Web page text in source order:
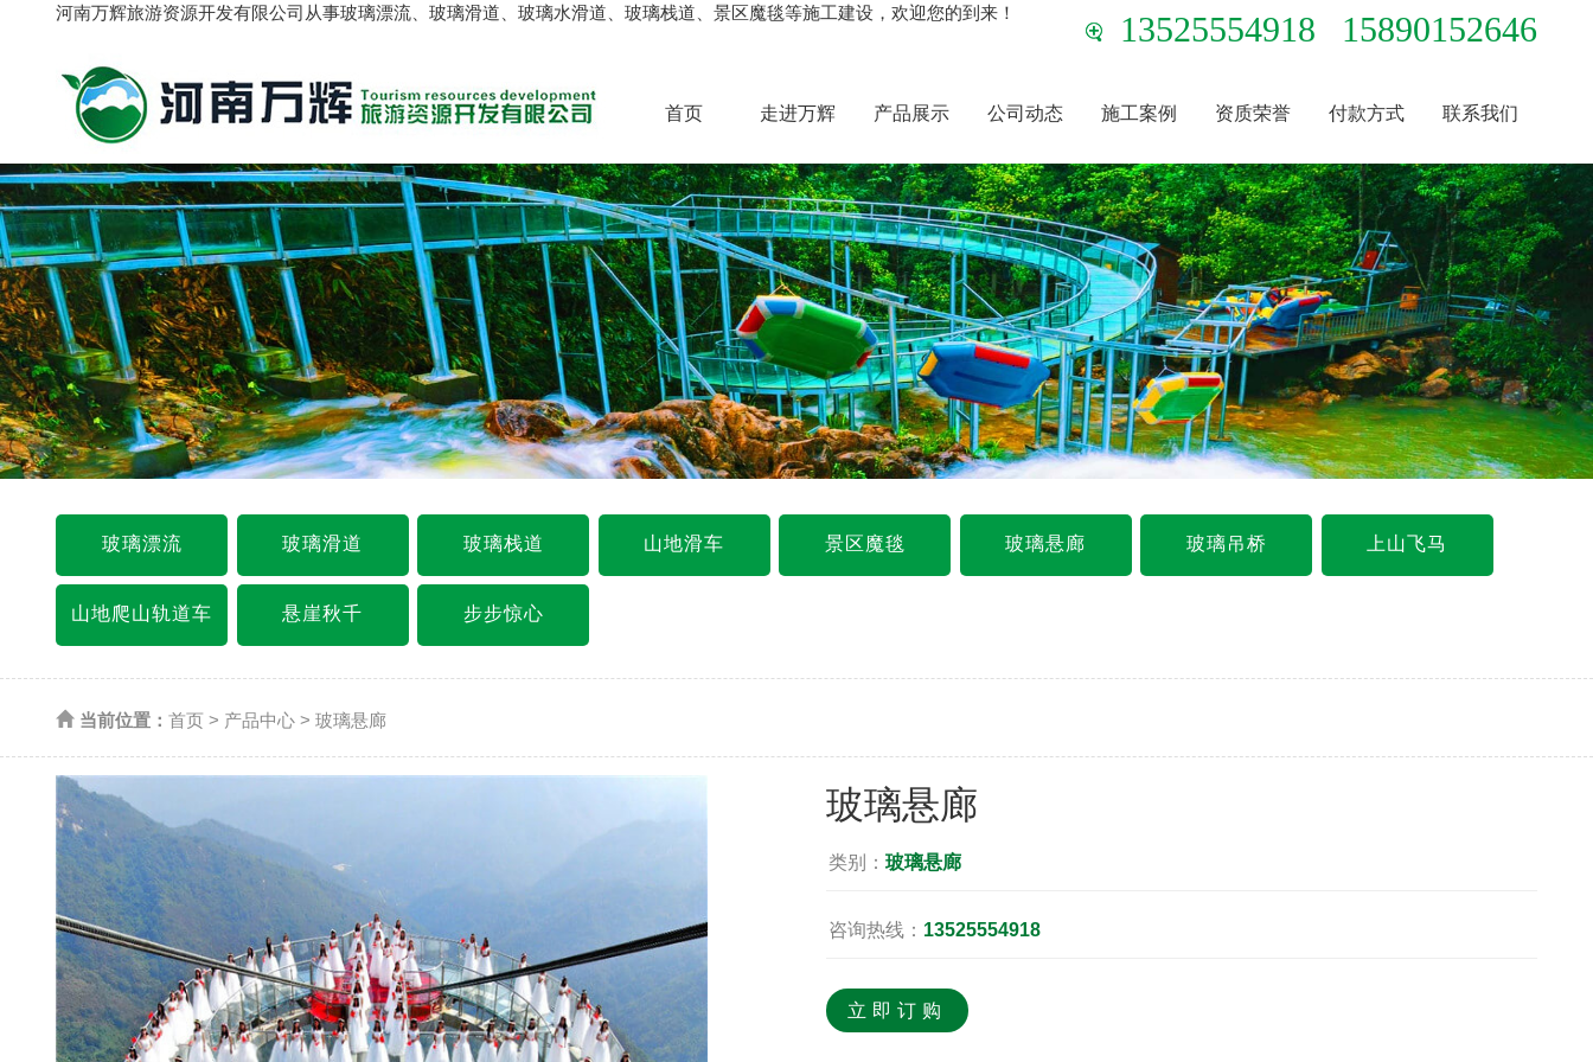
河南万辉旅游资源开发有限公司从事玻璃漂流、玻璃滑道、玻璃水滑道、玻璃栈道、景区魔毯等施工建设，欢迎您的到来！ 13525554918 15890152646
首页 走进万辉 产品展示 公司动态 施工案例 资质荣誉 付款方式 联系我们
玻璃漂流 玻璃滑道 玻璃栈道 山地滑车 景区魔毯 玻璃悬廊 玻璃吊桥 上山飞马
山地爬山轨道车 悬崖秋千 步步惊心
当前位置： 首页 > 产品中心 > 玻璃悬廊
玻璃悬廊
类别： 玻璃悬廊
咨询热线： 13525554918
立即订购